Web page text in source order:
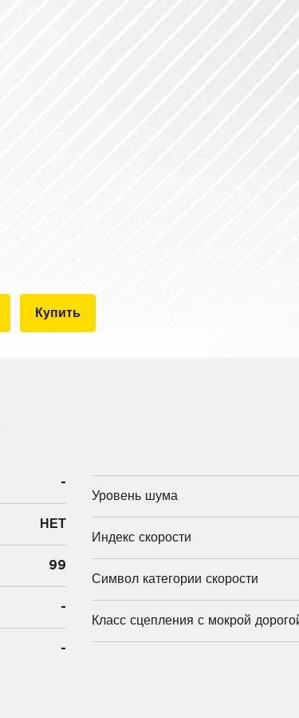
Купить
-
НЕТ
99
-
-
Уровень шума
Индекс скорости
Символ категории скорости
Класс сцепления с мокрой